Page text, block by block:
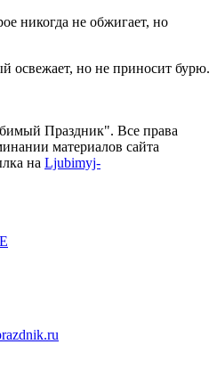
никогда не обжигает, но
освежает, но не приносит бурю.
Праздник". Все права
материалов сайта
на Ljubimyj-